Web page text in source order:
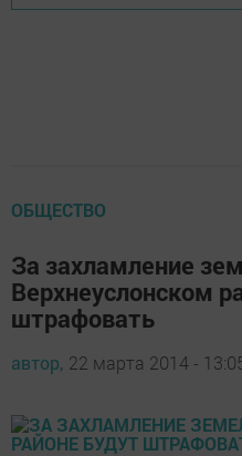
ОБЩЕСТВО
За захламление
Верхнеуслонском
штрафовать
автор, 22 марта 2014 -